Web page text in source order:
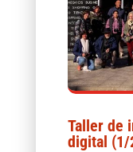
Taller de
digital (1/